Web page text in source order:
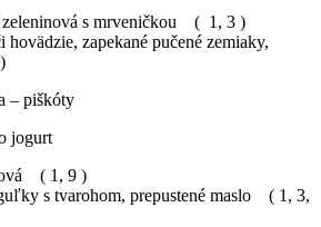
s mrveničkou ( 1, 3 )
zapekané pučené zemiaky,
– piškóty
jogurt
( 1, 9 )
s tvarohom, prepustené maslo ( 1, 3,